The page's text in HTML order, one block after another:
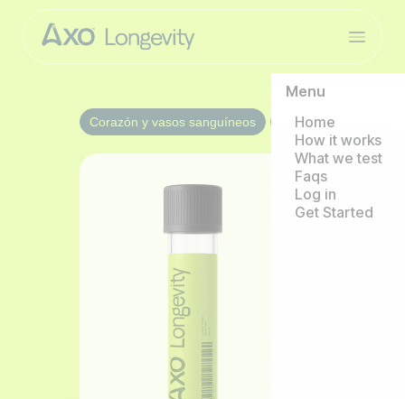
Menu
Home
How it works
What we test
Faqs
Log in
Get Started
Corazón y vasos sanguíneos 2/year